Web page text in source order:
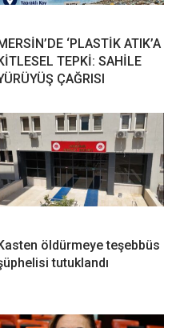
‘PLASTİK ATIK’A
TEPKİ: SAHİLE
ÇAĞRISI
öldürmeye teşebbüs
tutuklandı